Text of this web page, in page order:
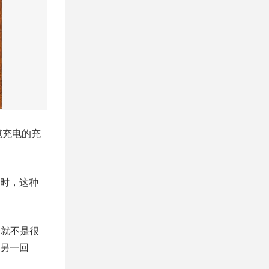
电的充
，这种
不是很
一回